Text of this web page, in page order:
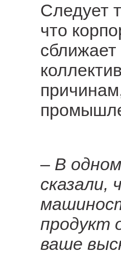
Следует
что
– В
сказали,
продукт
ваше